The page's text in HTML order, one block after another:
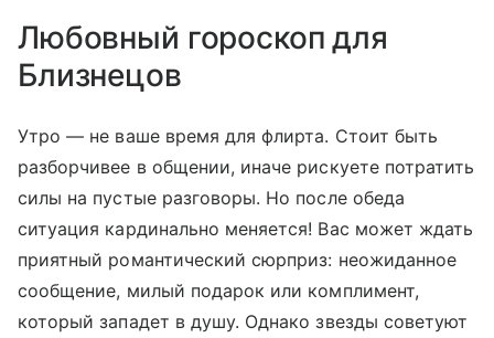
Любовный гороскоп для
Близнецов
Утро — не ваше время для флирта. Стоит быть
разборчивее в общении, иначе рискуете потратить
силы на пустые разговоры. Но после обеда
ситуация кардинально меняется! Вас может ждать
приятный романтический сюрприз: неожиданное
сообщение, милый подарок или комплимент,
который западет в душу. Однако звезды советуют